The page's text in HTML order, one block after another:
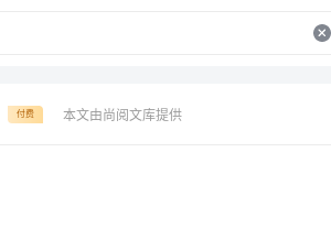
付费 本文由尚阅文库提供